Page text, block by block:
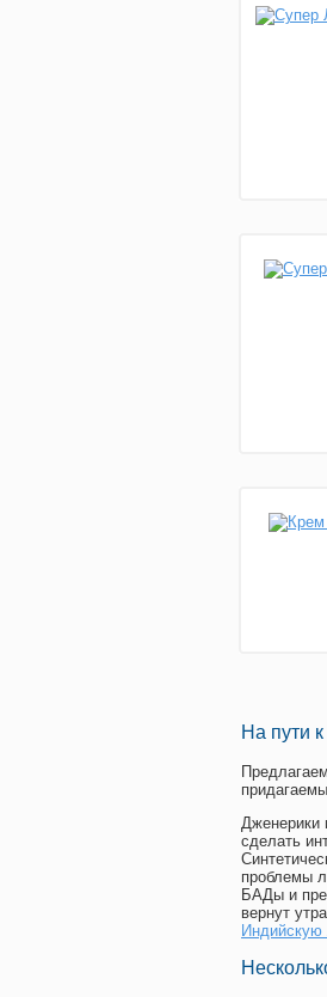
На пути
Дженерики
сделать
проблемы
БАДы и
вернут